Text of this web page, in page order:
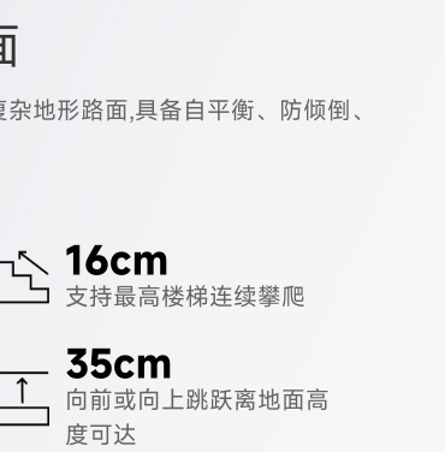
地形路面,具备自平衡、防倾倒、
16cm
支持最高楼梯连续攀爬
35cm
向前或向上跳跃离地面高
度可达